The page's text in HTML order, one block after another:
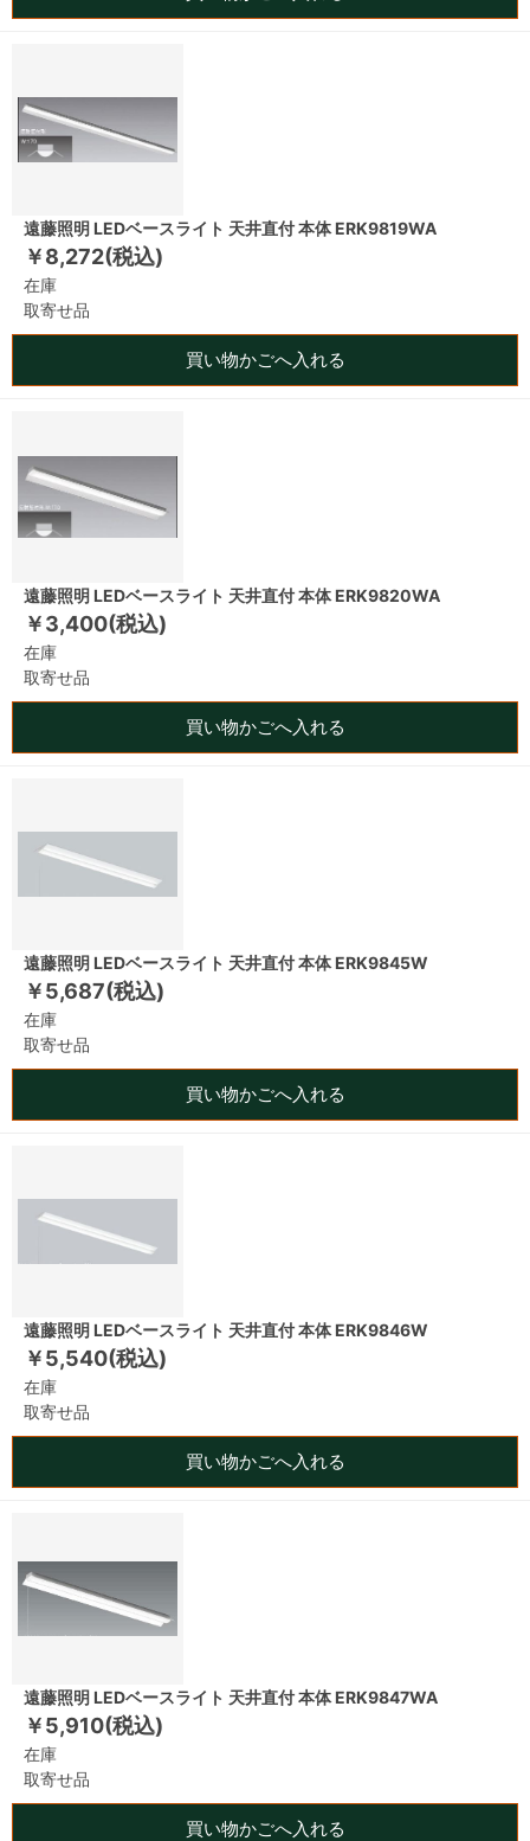
遠藤照明 LEDベースライト 天井直付 本体 ERK9819WA
￥8,272(税込)
在庫
取寄せ品
買い物かごへ入れる
遠藤照明 LEDベースライト 天井直付 本体 ERK9820WA
￥3,400(税込)
在庫
取寄せ品
買い物かごへ入れる
遠藤照明 LEDベースライト 天井直付 本体 ERK9845W
￥5,687(税込)
在庫
取寄せ品
買い物かごへ入れる
遠藤照明 LEDベースライト 天井直付 本体 ERK9846W
￥5,540(税込)
在庫
取寄せ品
買い物かごへ入れる
遠藤照明 LEDベースライト 天井直付 本体 ERK9847WA
￥5,910(税込)
在庫
取寄せ品
買い物かごへ入れる